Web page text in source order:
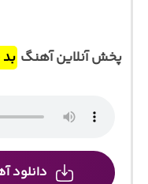
پخش آنلاین آهنگ
دانلود